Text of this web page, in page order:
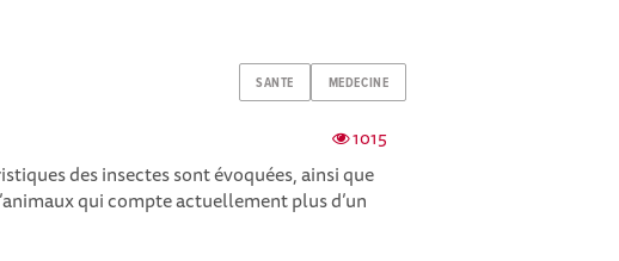
SANTE MEDECINE
1015
des insectes sont évoquées, ainsi que
qui compte actuellement plus d’un